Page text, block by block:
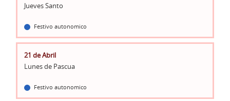
Jueves Santo
Festivo autonomico
21 de Abril
Lunes de Pascua
Festivo autonomico